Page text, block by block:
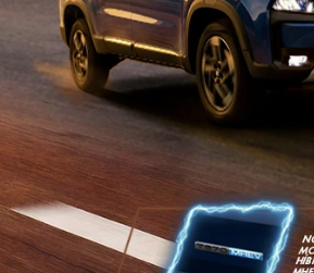
SOLICITAR